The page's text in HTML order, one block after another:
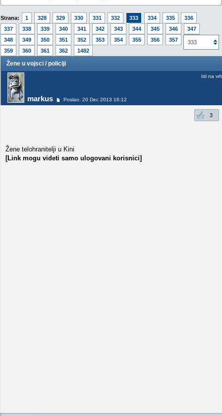
Strana: 1 328 329 330 331 332 333 334 335
336
337
338 339 340 341 342 343 344 345 346
347
348
349 350 351 352 353 354 355 356 357
358
359
360 361 362 1482
333
Žene u vojsci / policiji
markus Poslao: 20 Dec 2013 16:12
Idi na vrh
3
Žene telohranitelji u Kini
[Link mogu videti samo ulogovani korisnici]